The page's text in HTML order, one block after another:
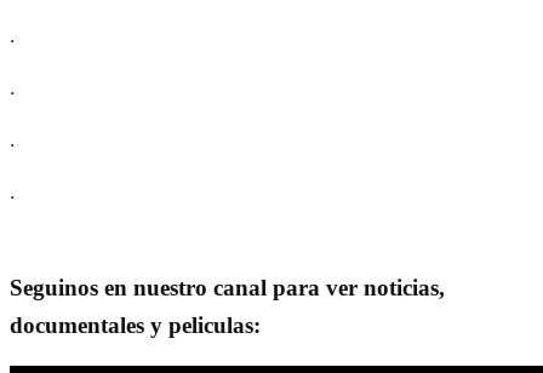
.
.
.
.
Seguinos en nuestro canal para ver noticias,
documentales y peliculas: